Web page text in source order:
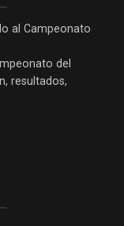
al Campeonato
del
resultados,